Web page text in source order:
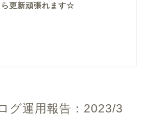
更新頑張れます☆
グ運用報告：2023/3